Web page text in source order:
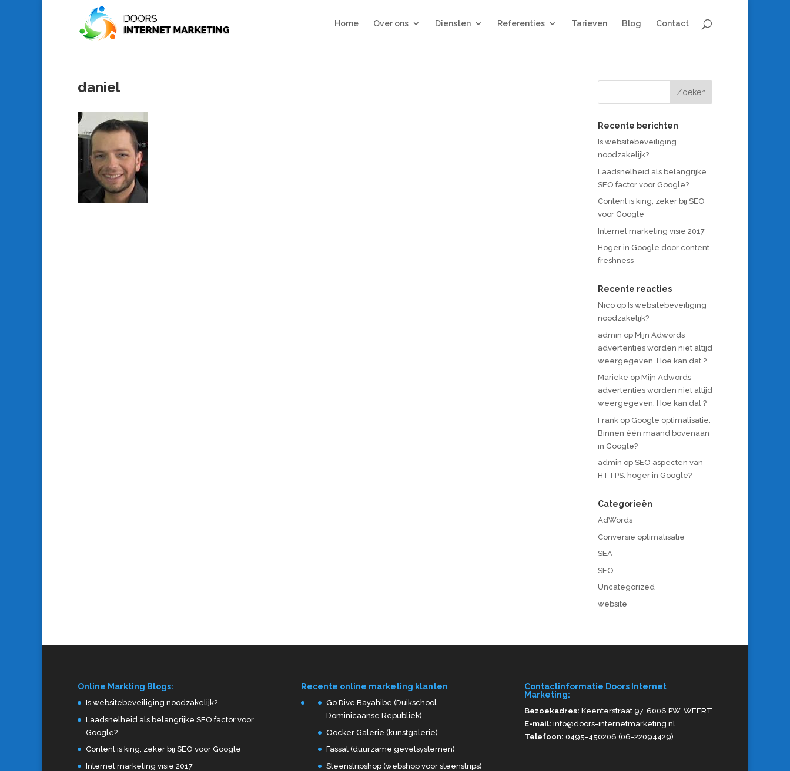
Home Over ons Diensten Referenties Tarieven Blog Contact
daniel
Recente berichten
Is websitebeveiliging
noodzakelijk?
Laadsnelheid als belangrijke
SEO factor voor Google?
Content is king, zeker bij SEO
voor Google
Internet marketing visie 2017
Hoger in Google door content
freshness
Recente reacties
Nicoop Is websitebeveiliging
noodzakelijk?
admin op Mijn Adwords
advertenties worden niet altijd
weergegeven. Hoe kan dat ?
Marieke op Mijn Adwords
advertenties worden niet altijd
weergegeven. Hoe kan dat ?
Frankop Google optimalisatie:
Binnen één maand bovenaan
in Google?
admin op SEO aspecten van
HTTPS: hoger in Google?
Categorieën
AdWords
Conversie optimalisatie
SEA
SEO
Uncategorized
website
Online Markting Blogs:
Is websitebeveiliging noodzakelijk?
Laadsnelheid als belangrijke SEO factor voor
Google?
Content is king, zeker bij SEO voor Google
Internet marketing visie 2017
Recente online marketing klanten
Go Dive Bayahibe (Duikschool
Dominicaanse Republiek)
Oocker Galerie (kunstgalerie)
Fassat (duurzame gevelsystemen)
Steenstripshop (webshop voor steenstrips)
Contactinformatie Doors Internet
Marketing:
Bezoekadres: Keenterstraat 97, 6006 PW, WEERT
E-mail: info@doors-internetmarketing.nl
Telefoon: 0495-450206 (06-22094429)